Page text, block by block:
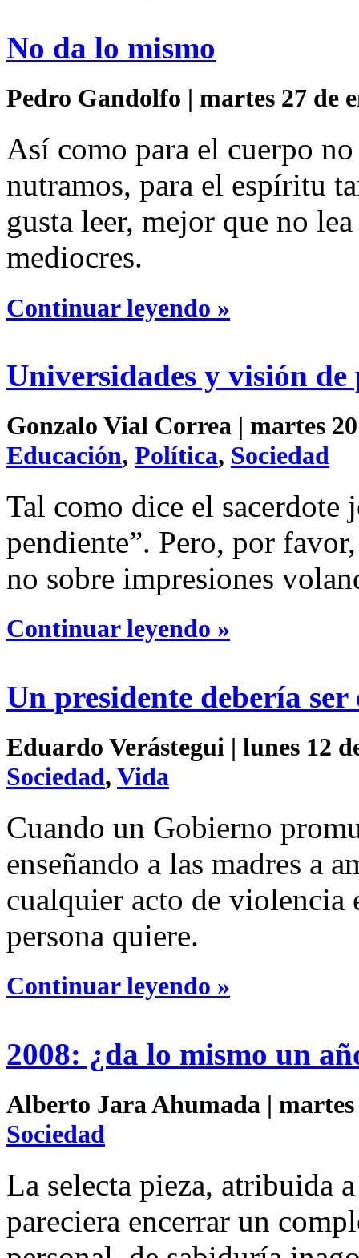
No da lo mismo
Pedro Gandolfo | martes 27 de
Así como para el cuerpo
nutramos, para el espíritu
gusta leer, mejor que no
mediocres.
Continuar leyendo »
Universidades y visión de
Gonzalo Vial Correa | martes
Educación, Política, Sociedad
Tal como dice el sacerdote
pendiente”. Pero, por
no sobre impresiones
Continuar leyendo »
Un presidente debería
Eduardo Verástegui | lunes 12
Sociedad, Vida
Cuando un Gobierno
enseñando a las madres a
cualquier acto de violencia
persona quiere.
Continuar leyendo »
2008: ¿da lo mismo un
Alberto Jara Ahumada | martes
Sociedad
La selecta pieza, atribuida
pareciera encerrar un